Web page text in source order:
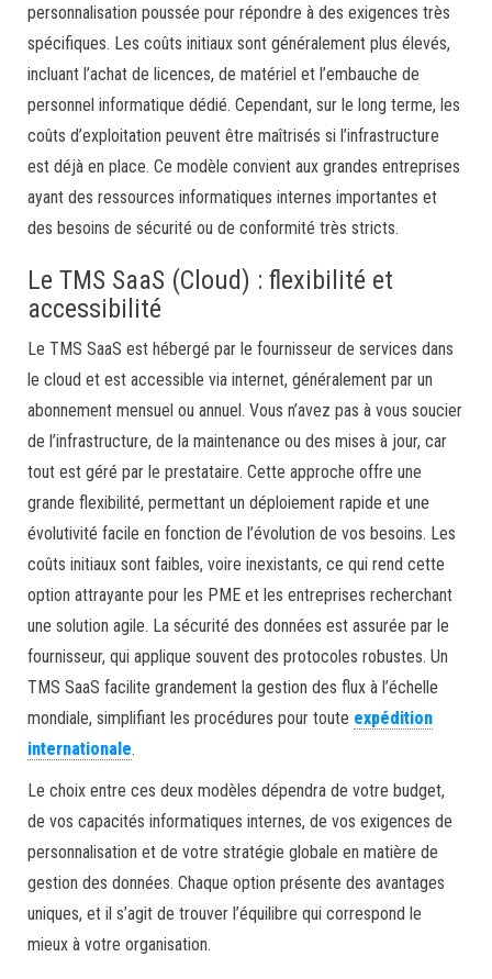
personnalisation poussée pour répondre à des exigences très
spécifiques. Les coûts initiaux sont généralement plus élevés,
incluant l’achat de licences, de matériel et l’embauche de
personnel informatique dédié. Cependant, sur le long terme, les
coûts d’exploitation peuvent être maîtrisés si l’infrastructure
est déjà en place. Ce modèle convient aux grandes entreprises
ayant des ressources informatiques internes importantes et
des besoins de sécurité ou de conformité très stricts.
Le TMS SaaS (Cloud) : flexibilité et
accessibilité
Le TMS SaaS est hébergé par le fournisseur de services dans
le cloud et est accessible via internet, généralement par un
abonnement mensuel ou annuel. Vous n’avez pas à vous soucier
de l’infrastructure, de la maintenance ou des mises à jour, car
tout est géré par le prestataire. Cette approche offre une
grande flexibilité, permettant un déploiement rapide et une
évolutivité facile en fonction de l’évolution de vos besoins. Les
coûts initiaux sont faibles, voire inexistants, ce qui rend cette
option attrayante pour les PME et les entreprises recherchant
une solution agile. La sécurité des données est assurée par le
fournisseur, qui applique souvent des protocoles robustes. Un
TMS SaaS facilite grandement la gestion des flux à l’échelle
mondiale, simplifiant les procédures pour toute expédition
internationale.
Le choix entre ces deux modèles dépendra de votre budget,
de vos capacités informatiques internes, de vos exigences de
personnalisation et de votre stratégie globale en matière de
gestion des données. Chaque option présente des avantages
uniques, et il s’agit de trouver l’équilibre qui correspond le
mieux à votre organisation.